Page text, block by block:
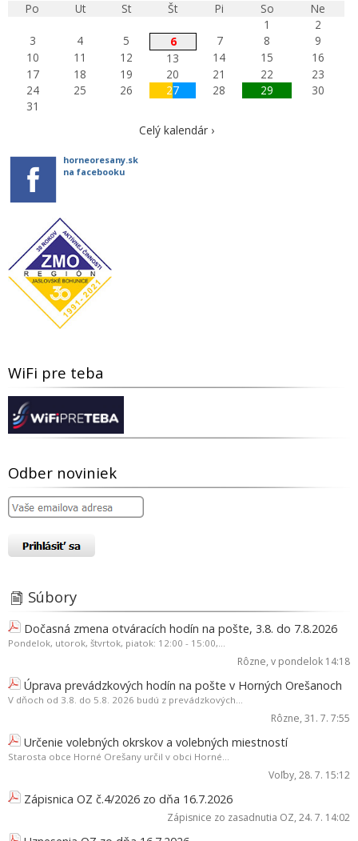
Po
Ut St Št Pi So
Ne
1
2
3
4 5 6 7 8
9
10
11 12 13 14 15
16
17
18 19 20 21 22
23
24
25 26 27 28 29
30
31
Celý kalendár ›
horneoresany.sk
na facebooku
WiFi pre teba
Odber noviniek
Súbory
Dočasná zmena otváracích hodín na pošte, 3.8. do 7.8.2026
Pondelok, utorok, štvrtok, piatok: 12:00 - 15:00,...
Rôzne, v pondelok 14:18
Úprava prevádzkových hodín na pošte v Horných Orešanoch
V dňoch od 3.8. do 5.8. 2026 budú z prevádzkových...
Rôzne, 31. 7. 7:55
Určenie volebných okrskov a volebných miestností
Starosta obce Horné Orešany určil v obci Horné...
Voľby, 28. 7. 15:12
Zápisnica OZ č.4/2026 zo dňa 16.7.2026
Zápisnice zo zasadnutia OZ, 24. 7. 14:02